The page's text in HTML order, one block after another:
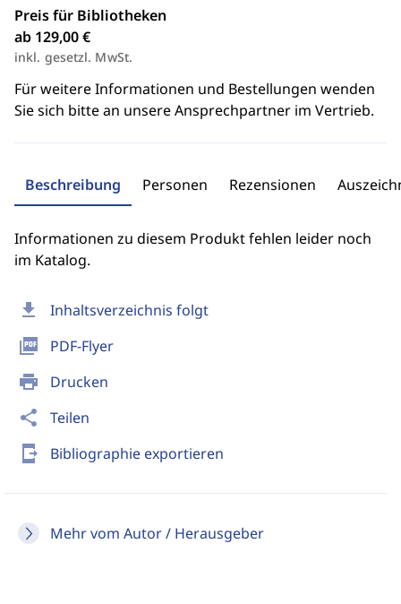
download Inhaltsverzeichnis folgt
picture_as_pdf PDF-Flyer
print Drucken
share Teilen
send_to_mobile Bibliographie exportieren
Mehr vom Autor / Herausgeber
Preis für Bibliotheken
ab 129,00 €
inkl. gesetzl. MwSt.
Für weitere Informationen und Bestellungen wenden
Sie sich bitte an unsere Ansprechpartner im Vertrieb.
Beschreibung Personen Rezensionen
Informationen zu diesem Produkt fehlen leider noch
im Katalog.